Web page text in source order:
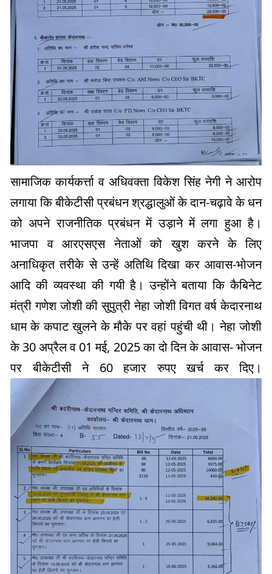
सामाजिक कार्यकर्त्ता व अधिवक्ता विकेश सिंह नेगी ने आरोप
लगाया कि बीकेटीसी प्रबंधन श्रद्धालुओं के दान-चढ़ावे के धन
को अपने राजनीतिक प्रबंधन में उड़ाने में लगा हुआ है।
भाजपा व आरएसएस नेताओं को खुश करने के लिए
अनाधिकृत तरीके से उन्हें अतिथि दिखा कर आवास-भोजन
आदि की व्यवस्था की गयी है। उन्होंने बताया कि कैबिनेट
मंत्री गणेश जोशी की सुपुत्री नेहा जोशी विगत वर्ष केदारनाथ
धाम के कपाट खुलने के मौके पर वहां पहुंची थी। नेहा जोशी
के 30 अप्रैल व 01 मई, 2025 का दो दिन के आवास- भोजन
पर बीकेटीसी ने 60 हजार रुपए खर्च कर दिए।